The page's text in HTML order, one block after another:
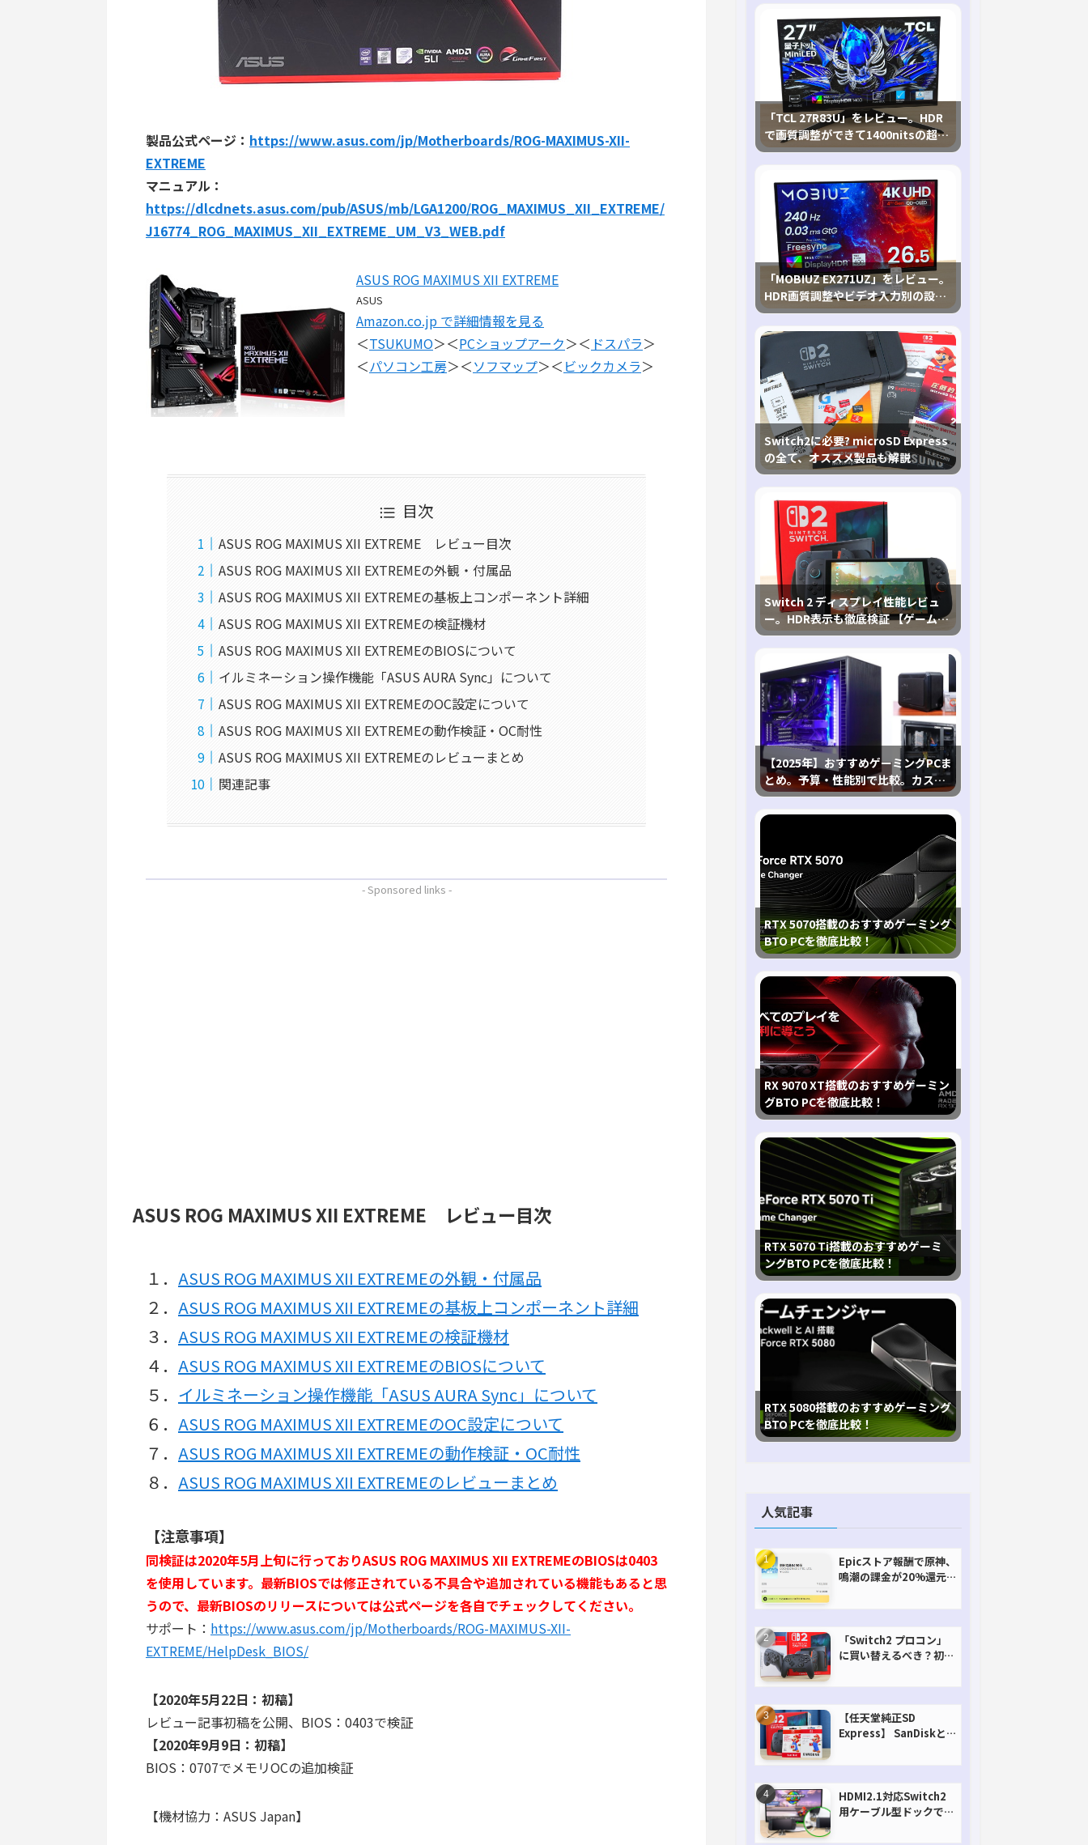
製品公式ページ： https://www.asus.com/jp/Motherboards/ROG-MAXIMUS-XII-
EXTREME
マニュアル：
https://dlcdnets.asus.com/pub/ASUS/mb/LGA1200/ROG_MAXIMUS_XII_EXTREME/
J16774_ROG_MAXIMUS_XII_EXTREME_UM_V3_WEB.pdf
ASUS ROG MAXIMUS XII EXTREME
ASUS
Amazon.co.jp で詳細情報を見る
＜TSUKUMO＞＜PCショップアーク＞＜ ドスパラ＞
＜パソコン工房＞＜ソフマップ＞＜ ビックカメラ＞
目次
ASUS ROG MAXIMUS XII EXTREME レビュー目次
ASUS ROG MAXIMUS XII EXTREMEの外観・付属品
ASUS ROG MAXIMUS XII EXTREMEの基板上コンポーネント詳細
ASUS ROG MAXIMUS XII EXTREMEの検証機材
ASUS ROG MAXIMUS XII EXTREMEのBIOSについて
イルミネーション操作機能「ASUS AURA Sync」について
ASUS ROG MAXIMUS XII EXTREMEのOC設定について
ASUS ROG MAXIMUS XII EXTREMEの動作検証・OC耐性
ASUS ROG MAXIMUS XII EXTREMEのレビューまとめ
関連記事
- Sponsored links -
ASUS ROG MAXIMUS XII EXTREME レビュー目次
１． ASUS ROG MAXIMUS XII EXTREMEの外観・付属品
２． ASUS ROG MAXIMUS XII EXTREMEの基板上コンポーネント詳細
３． ASUS ROG MAXIMUS XII EXTREMEの検証機材
４． ASUS ROG MAXIMUS XII EXTREMEのBIOSについて
５． イルミネーション操作機能「ASUS AURA Sync」について
６． ASUS ROG MAXIMUS XII EXTREMEのOC設定について
７． ASUS ROG MAXIMUS XII EXTREMEの動作検証・OC耐性
８． ASUS ROG MAXIMUS XII EXTREMEのレビューまとめ
【注意事項】
同検証は2020年5月上旬に行っておりASUS ROG MAXIMUS XII EXTREMEのBIOSは0403
を使用しています。最新BIOSでは修正されている不具合や追加されている機能もあると思
うので、最新BIOSのリリースについては公式ページを各自でチェックしてください。
サポート： https://www.asus.com/jp/Motherboards/ROG-MAXIMUS-XII-
EXTREME/HelpDesk_BIOS/
【2020年5月22日：初稿】
レビュー記事初稿を公開、BIOS：0403で検証
【2020年9月9日：初稿】
BIOS：0707でメモリOCの追加検証
【機材協力：ASUS Japan】
「TCL 27R83U」をレビュー。HDR
で画質調整ができて1400nitsの超高
輝度も発揮！
「MOBIUZ EX271UZ」をレビュー。
HDR画質調整やビデオ入力別の設定
が可能な4K有機ELゲーミングモニタ
を徹底検証
Switch2に必要? microSD Express
の全て、オススメ製品も解説
Switch 2 ディスプレイ性能レビュ
ー。HDR表示も徹底検証 【ゲームに
おけるHDRの未来を切り開く1台！】
【2025年】おすすめゲーミングPCま
とめ。予算・性能別で比較。カスタ
マイズ指南も
RTX 5070搭載のおすすめゲーミング
BTO PCを徹底比較！
RX 9070 XT搭載のおすすめゲーミン
グBTO PCを徹底比較！
RTX 5070 Ti搭載のおすすめゲーミ
ングBTO PCを徹底比較！
RTX 5080搭載のおすすめゲーミング
BTO PCを徹底比較！
人気記事
Epicストア報酬で原神、
鳴潮の課金が20%還元
「Switch2 プロコン」
に買い替えるべき？初代
【任天堂純正SD
Express】 SanDiskと
HDMI2.1対応Switch2
用ケーブル型ドックで省